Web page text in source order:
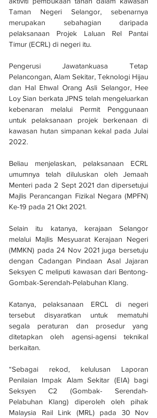
Taman Negeri Selangor, sebenarnya
merupakan sebahagian daripada
pelaksanaan Projek Laluan Rel Pantai
Timur (ECRL) di negeri itu.
Pengerusi Jawatankuasa Tetap
Pelancongan, Alam Sekitar, Teknologi Hijau
dan Hal Ehwal Orang Asli Selangor, Hee
Loy Sian berkata JPNS telah mengeluarkan
kebenaran melalui Permit Penggunaan
untuk pelaksanaan projek berkenaan di
kawasan hutan simpanan kekal pada Julai
2022.
Beliau menjelaskan, pelaksanaan ECRL
umumnya telah diluluskan oleh Jemaah
Menteri pada 2 Sept 2021 dan dipersetujui
Majlis Perancangan Fizikal Negara (MPFN)
Ke-19 pada 21 Okt 2021.
Selain itu katanya, kerajaan Selangor
melalui Majlis Mesyuarat Kerajaan Negeri
(MMKN) pada 24 Nov 2021 juga bersetuju
dengan Cadangan Pindaan Asal Jajaran
Seksyen C meliputi kawasan dari Bentong-
Gombak-Serendah-Pelabuhan Klang.
Katanya, pelaksanaan ERCL di negeri
tersebut disyaratkan untuk mematuhi
segala peraturan dan prosedur yang
ditetapkan oleh agensi-agensi teknikal
berkaitan.
“Sebagai rekod, kelulusan Laporan
Penilaian Impak Alam Sekitar (EIA) bagi
Seksyen C2 (Gombak- Serendah-
Pelabuhan Klang) diperoleh oleh pihak
Malaysia Rail Link (MRL) pada 30 Nov